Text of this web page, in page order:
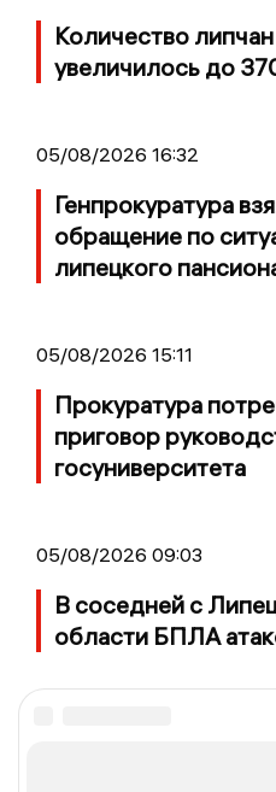
Количество
увеличилось до
05/08/2026 16:32
Генпрокуратура
обращение по
липецкого
05/08/2026 15:11
Прокуратура
приговор
госуниверситета
05/08/2026 09:03
В соседней с
области БПЛА